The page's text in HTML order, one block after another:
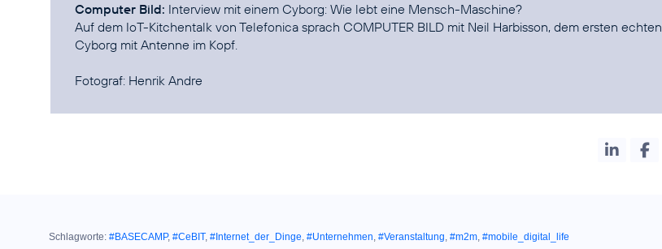
Computer Bild: Interview mit einem Cyborg: Wie lebt eine Mensch-Maschine?
Auf dem IoT-Kitchentalk von Telefonica sprach COMPUTER BILD mit Neil Harbisson, dem ersten echten
Cyborg mit Antenne im Kopf.
Fotograf: Henrik Andre
Schlagworte: #BASECAMP, #CeBIT, #Internet_der_Dinge, #Unternehmen, #Veranstaltung, #m2m, #mobile_digital_life